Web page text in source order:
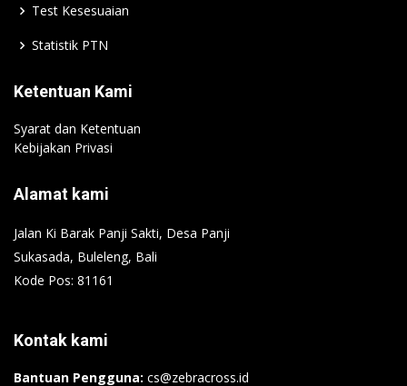
Test Kesesuaian
Statistik PTN
Ketentuan Kami
Syarat dan Ketentuan
Kebijakan Privasi
Alamat kami
Jalan Ki Barak Panji Sakti, Desa Panji
Sukasada, Buleleng, Bali
Kode Pos: 81161
Kontak kami
Bantuan Pengguna: cs@zebracross.id